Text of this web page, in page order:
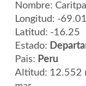
Nombre:
Longitud: -
Latitud: -16.25
Estado:
Pais: Peru
Altitud: 12.552